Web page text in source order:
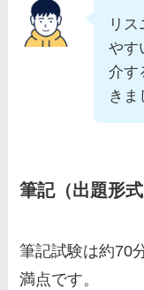
リ
やす
介す
きま
筆記（出題形
筆記試験は約70
満点です。